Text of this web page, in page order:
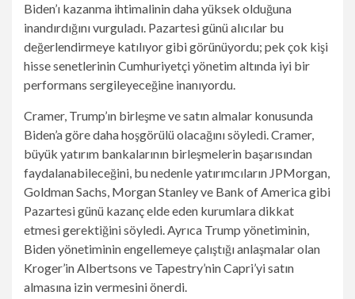
Biden’ı kazanma ihtimalinin daha yüksek olduğuna
inandırdığını vurguladı. Pazartesi günü alıcılar bu
değerlendirmeye katılıyor gibi görünüyordu; pek çok kişi
hisse senetlerinin Cumhuriyetçi yönetim altında iyi bir
performans sergileyeceğine inanıyordu.
Cramer, Trump’ın birleşme ve satın almalar konusunda
Biden’a göre daha hoşgörülü olacağını söyledi. Cramer,
büyük yatırım bankalarının birleşmelerin başarısından
faydalanabileceğini, bu nedenle yatırımcıların JPMorgan,
Goldman Sachs, Morgan Stanley ve Bank of America gibi
Pazartesi günü kazanç elde eden kurumlara dikkat
etmesi gerektiğini söyledi. Ayrıca Trump yönetiminin,
Biden yönetiminin engellemeye çalıştığı anlaşmalar olan
Kroger’in Albertsons ve Tapestry’nin Capri’yi satın
almasına izin vermesini önerdi.